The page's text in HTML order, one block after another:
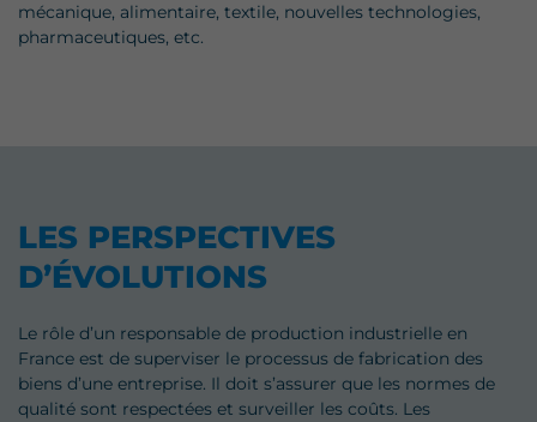
mécanique, alimentaire, textile, nouvelles technologies,
pharmaceutiques, etc.
LES PERSPECTIVES
D’ÉVOLUTIONS
Le rôle d’un responsable de production industrielle en
France est de superviser le processus de fabrication des
biens d’une entreprise. Il doit s’assurer que les normes de
qualité sont respectées et surveiller les coûts. Les